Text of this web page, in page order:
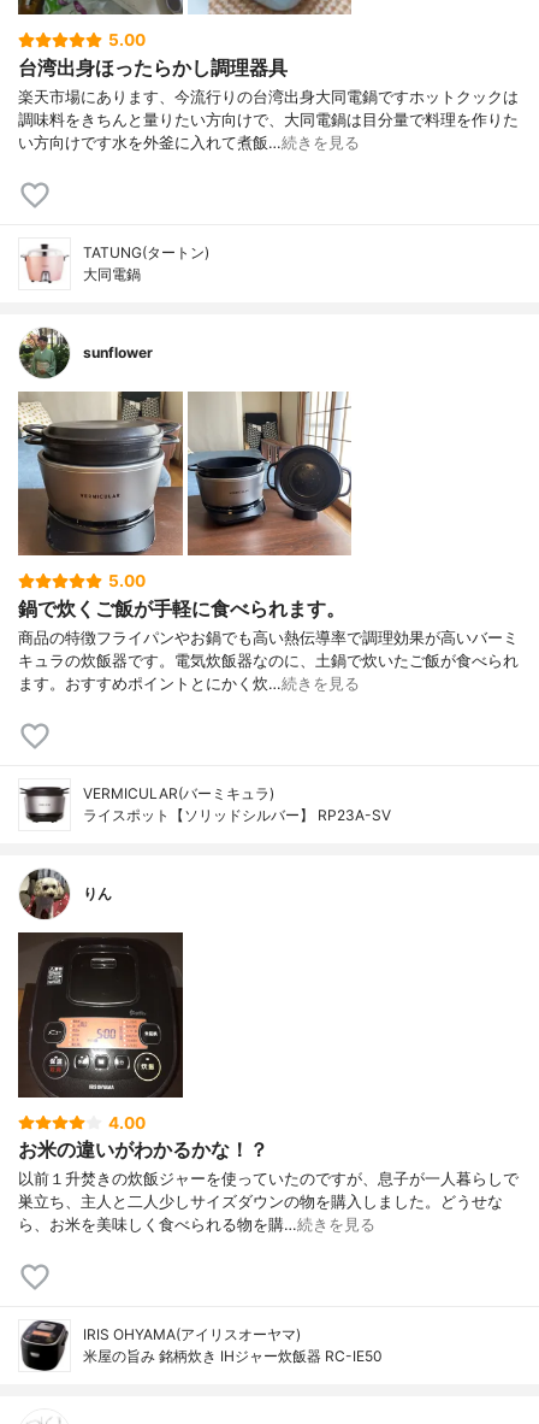
5.00
台湾出身ほったらかし調理器具
楽天市場にあります、今流行りの台湾出身大同電鍋ですホットクックは
調味料をきちんと量りたい方向けで、大同電鍋は目分量で料理を作りた
い方向けです水を外釜に入れて煮飯…続きを見る
TATUNG(タートン)
大同電鍋
sunflower
5.00
鍋で炊くご飯が手軽に食べられます。
商品の特徴フライパンやお鍋でも高い熱伝導率で調理効果が高いバーミ
キュラの炊飯器です。電気炊飯器なのに、土鍋で炊いたご飯が食べられ
ます。おすすめポイントとにかく炊…続きを見る
VERMICULAR(バーミキュラ)
ライスポット【ソリッドシルバー】 RP23A-SV
りん
4.00
お米の違いがわかるかな！？
以前１升焚きの炊飯ジャーを使っていたのですが、息子が一人暮らしで
巣立ち、主人と二人少しサイズダウンの物を購入しました。どうせな
ら、お米を美味しく食べられる物を購…続きを見る
IRIS OHYAMA(アイリスオーヤマ)
米屋の旨み 銘柄炊き IHジャー炊飯器 RC-IE50